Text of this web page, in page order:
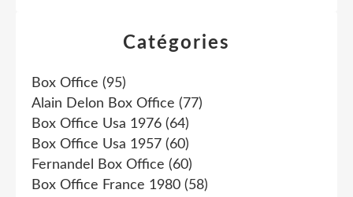
Catégories
Box Office (95)
Alain Delon Box Office (77)
Box Office Usa 1976 (64)
Box Office Usa 1957 (60)
Fernandel Box Office (60)
Box Office France 1980 (58)